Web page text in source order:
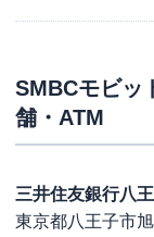
SMBCモビッ
舗・ATM
三井住友銀行八
東京都八王子市